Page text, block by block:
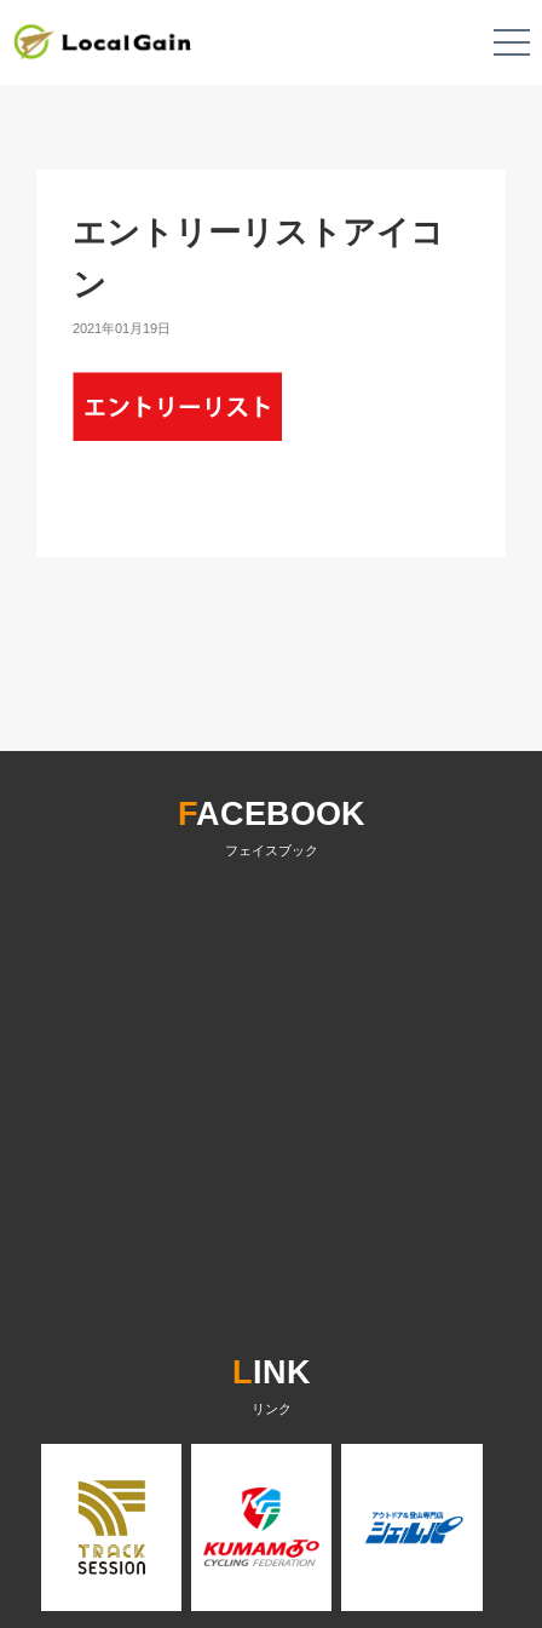
エントリーリストアイコ
ン
2021年01月19日
LINK
FACEBOOK